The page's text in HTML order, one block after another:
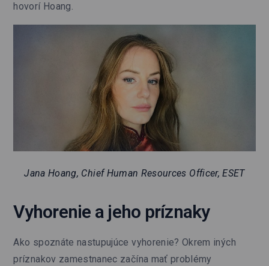
hovorí Hoang.
Jana Hoang, Chief Human Resources Officer, ESET
Vyhorenie a jeho príznaky
Ako spoznáte nastupujúce vyhorenie? Okrem iných
príznakov zamestnanec začína mať problémy